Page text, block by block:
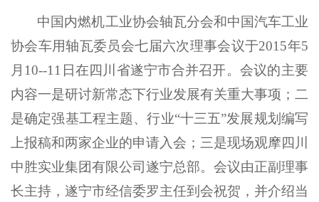
中国内燃机工业协会轴瓦分会和中国汽车工业
协会车用轴瓦委员会七届六次理事会议于2015年5
月 10--11 日在四川省遂宁市合并召开。会议的主要
内容一是研讨新常态下行业发展有关重大事项 ； 二
是确定强基工程主题、行业“十三五”发展规划编写
上报稿和两家企业的申请入会 ； 三是现场观摩四川
中胜实业集团有限公司遂宁总部。会议由正副理事
长主持，遂宁市经信委罗主任到会祝贺，并介绍当